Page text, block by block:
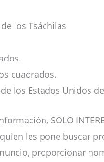
los Tsáchilas
cuadrados.
los Estados Unidos de
SOLO
les pone buscar
proporcionar